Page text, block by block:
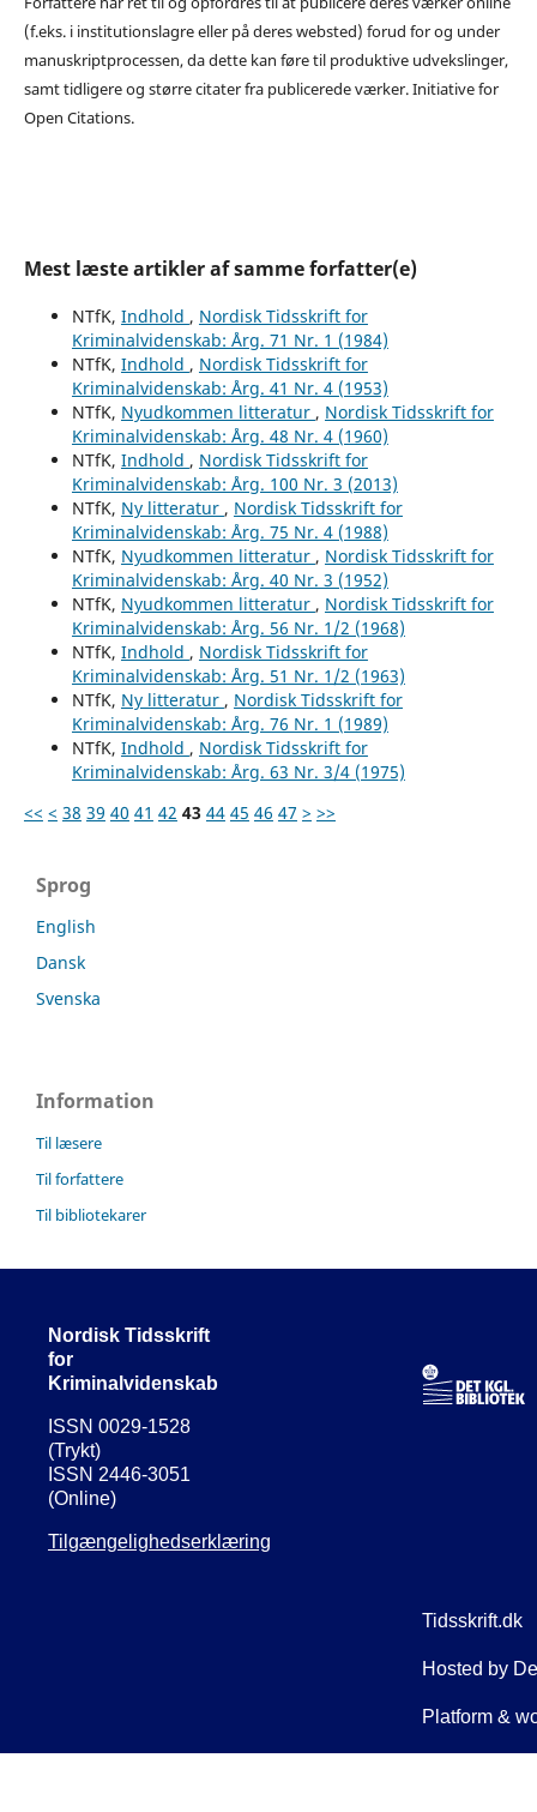
(f.eks. i institutionslagre eller på deres websted) forud for og under
manuskriptprocessen, da dette kan føre til produktive udvekslinger,
samt tidligere og større citater fra publicerede værker. Initiative for
Open Citations.
Mest læste artikler af samme forfatter(e)
NTfK, Indhold , Nordisk Tidsskrift for
Kriminalvidenskab: Årg. 71 Nr. 1 (1984)
NTfK, Indhold , Nordisk Tidsskrift for
Kriminalvidenskab: Årg. 41 Nr. 4 (1953)
NTfK, Nyudkommen litteratur , Nordisk Tidsskrift for
Kriminalvidenskab: Årg. 48 Nr. 4 (1960)
NTfK, Indhold , Nordisk Tidsskrift for
Kriminalvidenskab: Årg. 100 Nr. 3 (2013)
NTfK, Ny litteratur , Nordisk Tidsskrift for
Kriminalvidenskab: Årg. 75 Nr. 4 (1988)
NTfK, Nyudkommen litteratur , Nordisk Tidsskrift for
Kriminalvidenskab: Årg. 40 Nr. 3 (1952)
NTfK, Nyudkommen litteratur , Nordisk Tidsskrift for
Kriminalvidenskab: Årg. 56 Nr. 1/2 (1968)
NTfK, Indhold , Nordisk Tidsskrift for
Kriminalvidenskab: Årg. 51 Nr. 1/2 (1963)
NTfK, Ny litteratur , Nordisk Tidsskrift for
Kriminalvidenskab: Årg. 76 Nr. 1 (1989)
NTfK, Indhold , Nordisk Tidsskrift for
Kriminalvidenskab: Årg. 63 Nr. 3/4 (1975)
<< < 38 39 40 41 42 43 44 45 46 47 > >>
Sprog
English
Dansk
Svenska
Information
Til læsere
Til forfattere
Til bibliotekarer
Nordisk Tidsskrift
for
Kriminalvidenskab
ISSN 0029-1528
(Trykt)
ISSN 2446-3051
(Online)
Tilgængelighedserklæring